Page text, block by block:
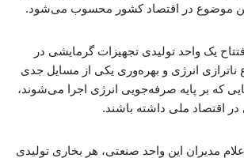
موضوع در اقتصاد کشور محسوب می‌شود.
یک واحد تولیدی تجهیزات گرمایشی در
انرژی و بهره‌وری یکی از مسایل جدی
که بر پایه صرفه‌جویی انرژی اجرا می‌شوند،
در اقتصاد ملی داشته باشند.
مدیران این واحد صنعتی، هر بخاری تولیدی